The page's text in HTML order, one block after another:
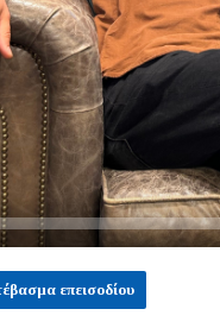
επεισοδίου